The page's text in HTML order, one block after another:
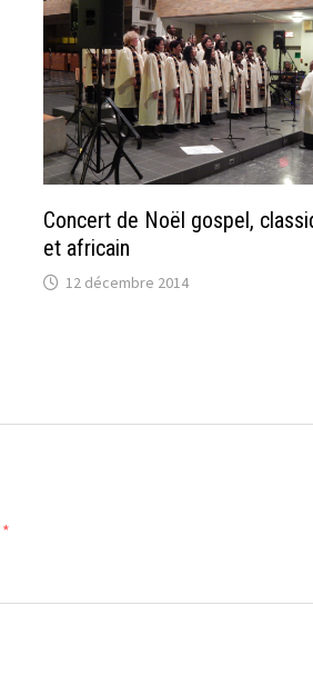
Concert de Noël gospel,
et africain
12 décembre 2014
*